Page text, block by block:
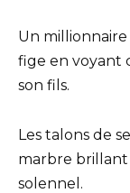
Un
fige en voyant
son fils.
Les talons de
marbre brillant
solennel.